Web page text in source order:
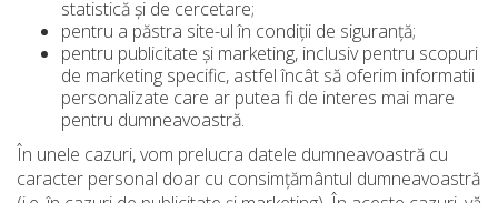
statistică și de cercetare;
pentru a păstra site-ul în condiții de siguranță;
pentru publicitate și marketing, inclusiv pentru scopuri
de marketing specific, astfel încât să oferim informatii
personalizate care ar putea fi de interes mai mare
pentru dumneavoastră.
În unele cazuri, vom prelucra datele dumneavoastră cu
caracter personal doar cu consimțământul dumneavoastră